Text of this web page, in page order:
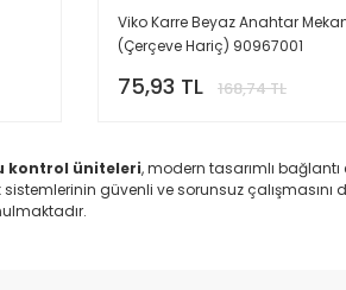
Viko Karre Beyaz Anahtar
(Çerçeve Hariç) 90967001
75,93 TL 168,74 TL
kontrol üniteleri, modern tasarımlı bağlantı
güvenli ve sorunsuz